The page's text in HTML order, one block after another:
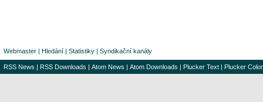
Webmaster | Hledání | Statistiky | Syndikační kanály
RSS News | RSS Downloads | Atom News | Atom Downloads | Plucker Text | Plucker Color